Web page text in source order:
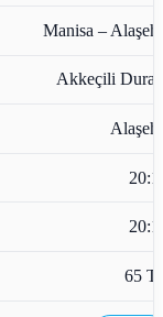
Manisa –
Akkeçili
65